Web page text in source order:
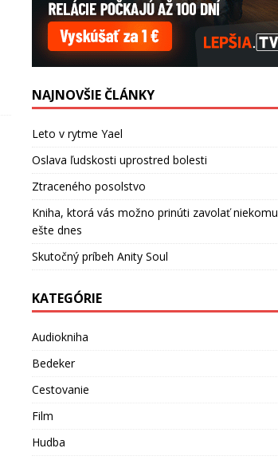
NAJNOVŠIE ČLÁNKY
Leto v rytme Yael
Oslava ľudskosti uprostred bolesti
Ztraceného posolstvo
Kniha, ktorá vás možno prinúti zavolať niekomu
ešte dnes
Skutočný príbeh Anity Soul
KATEGÓRIE
Audiokniha
Bedeker
Cestovanie
Film
Hudba